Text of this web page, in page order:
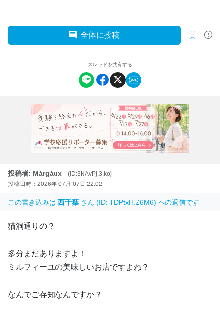
全体に投稿
スレッドを共有する
投稿者: Mȧrgȧux
(ID:3NAvPj.3.ko)
投稿日時：2026年 07月 07日 22:02
この書き込みは 西千葉 さん (ID: TDPtxH.Z6M6) への返信です
猫洞通りの？
多分まだありますよ！
ミルフィーユの美味しいお店ですよね？
なんでご存知なんですか？